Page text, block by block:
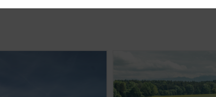
Graba, si se aceptó el "Permiso Cookie".